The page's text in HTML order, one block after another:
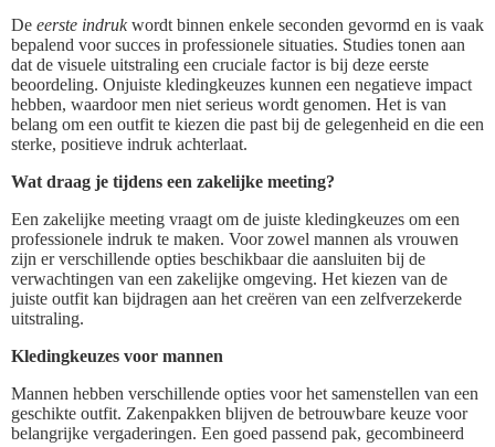
De eerste indrukwordt binnen enkele seconden gevormd en is vaak
bepalend voor succes in professionele situaties. Studies tonen aan
dat de visuele uitstraling een cruciale factor is bij deze eerste
beoordeling. Onjuiste kledingkeuzes kunnen een negatieve impact
hebben, waardoor men niet serieus wordt genomen. Het is van
belang om een outfit te kiezen die past bij de gelegenheid en die een
sterke, positieve indruk achterlaat.
Wat draag je tijdens een zakelijke meeting?
Een zakelijke meeting vraagt om de juiste kledingkeuzes om een
professionele indruk te maken. Voor zowel mannen als vrouwen
zijn er verschillende opties beschikbaar die aansluiten bij de
verwachtingen van een zakelijke omgeving. Het kiezen van de
juiste outfit kan bijdragen aan het creëren van een zelfverzekerde
uitstraling.
Kledingkeuzes voor mannen
Mannen hebben verschillende opties voor het samenstellen van een
geschikte outfit. Zakenpakken blijven de betrouwbare keuze voor
belangrijke vergaderingen. Een goed passend pak, gecombineerd